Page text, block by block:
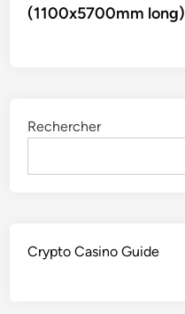
(1100x5700mm long)
Rechercher
Crypto Casino Guide